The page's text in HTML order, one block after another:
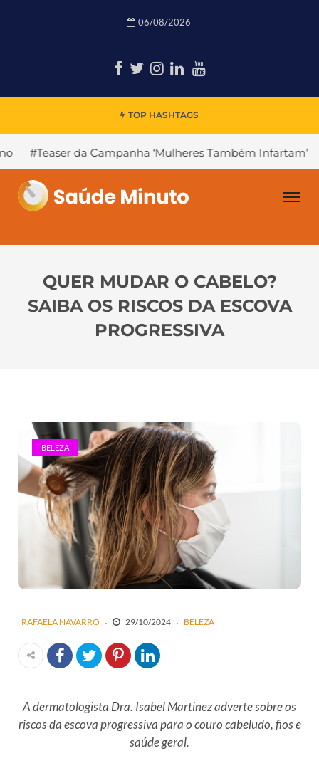
06/08/2026
TOP HASHTAGS
Campanha ‘Mulheres Também Infartam’ #Declínio
QUER MUDAR O CABELO?
SAIBA OS RISCOS DA ESCOVA
PROGRESSIVA
BELEZA
RAFAELA NAVARRO 29/10/2024 BELEZA
A dermatologista Dra. Isabel Martinez adverte sobre os
riscos da escova progressiva para o couro cabeludo, fios e
saúde geral.